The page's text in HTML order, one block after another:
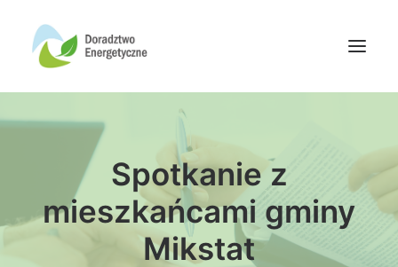
Oferta doradców
Aktualności
Wydarzenia
Oferta finansowania
Spotkanie z
mieszkańcami gminy
Mikstat